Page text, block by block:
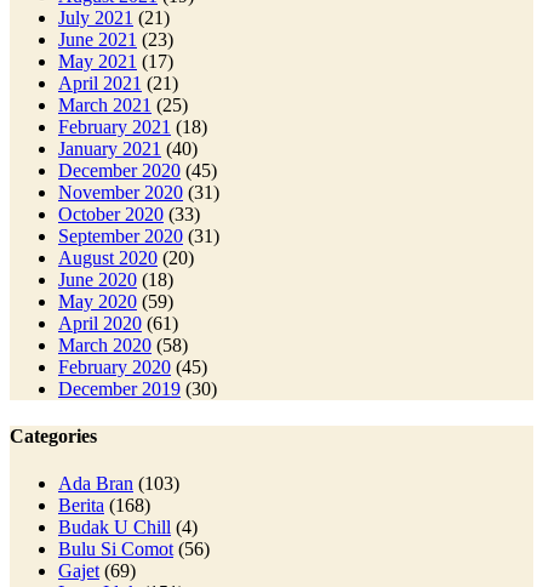
July 2021 (21)
June 2021 (23)
May 2021 (17)
April 2021 (21)
March 2021 (25)
February 2021 (18)
January 2021 (40)
December 2020 (45)
November 2020 (31)
October 2020 (33)
September 2020 (31)
August 2020 (20)
June 2020 (18)
May 2020 (59)
April 2020 (61)
March 2020 (58)
February 2020 (45)
December 2019 (30)
Categories
Ada Bran (103)
Berita (168)
Budak U Chill (4)
Bulu Si Comot (56)
Gajet (69)